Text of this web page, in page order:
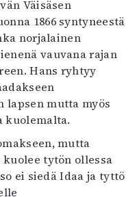
Väisäsen
1866 syntyneestä
norjalainen
vauvana rajan
Hans ryhtyy
lapsen mutta myös
kuolemalta.
mutta
tytön ollessa
ei siedä Idaa ja tyttö